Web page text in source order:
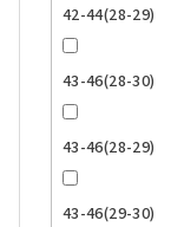
42-44(28-29)
43-46(28-30)
43-46(28-29)
43-46(29-30)